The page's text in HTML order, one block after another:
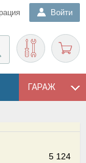
Войти
ГАРАЖ
5 124